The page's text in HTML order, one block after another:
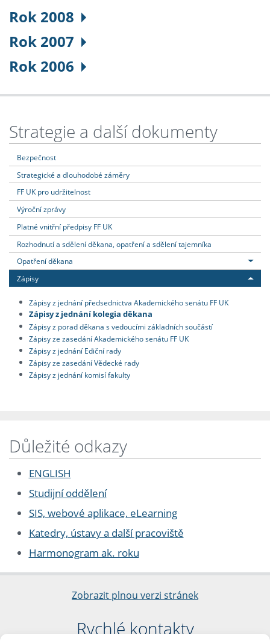
Rok 2008
Rok 2007
Rok 2006
Strategie a další dokumenty
Bezpečnost
Strategické a dlouhodobé záměry
FF UK pro udržitelnost
Výroční zprávy
Platné vnitřní předpisy FF UK
Rozhodnutí a sdělení děkana, opatření a sdělení tajemníka
Opatření děkana
Zápisy
Zápisy z jednání předsednictva Akademického senátu FF UK
Zápisy z jednání kolegia děkana
Zápisy z porad děkana s vedoucími základních součástí
Zápisy ze zasedání Akademického senátu FF UK
Zápisy z jednání Ediční rady
Zápisy ze zasedání Vědecké rady
Zápisy z jednání komisí fakulty
Důležité odkazy
ENGLISH
Studijní oddělení
SIS, webové aplikace, eLearning
Katedry, ústavy a další pracoviště
Harmonogram ak. roku
Zobrazit plnou verzi stránek
Rychlé kontakty